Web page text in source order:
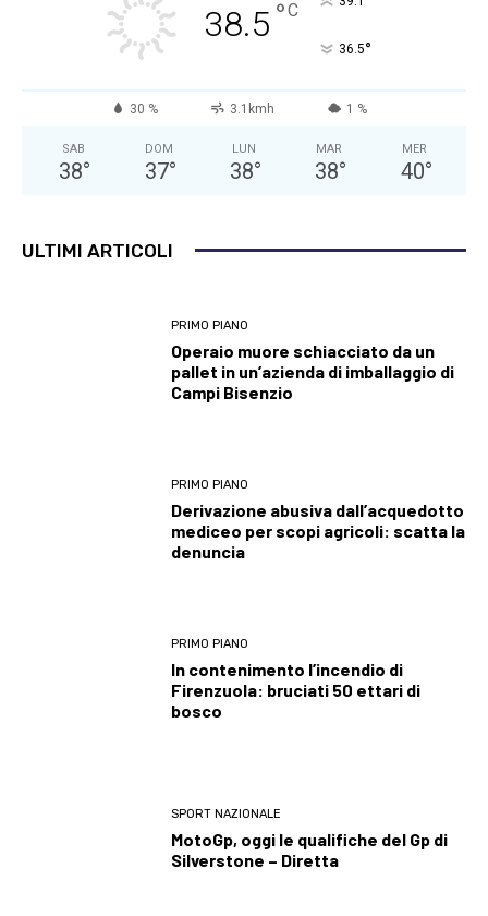
38.5 °C
36.5°
30 % 3.1kmh 1 %
SAB
38°
DOM
37°
LUN
38°
MAR
38°
MER
40°
ULTIMI ARTICOLI
PRIMO PIANO
Operaio muore schiacciato da un
pallet in un’azienda di imballaggio di
Campi Bisenzio
PRIMO PIANO
Derivazione abusiva dall’acquedotto
mediceo per scopi agricoli: scatta la
denuncia
PRIMO PIANO
In contenimento l’incendio di
Firenzuola: bruciati 50 ettari di
bosco
SPORT NAZIONALE
MotoGp, oggi le qualifiche del Gp di
Silverstone – Diretta